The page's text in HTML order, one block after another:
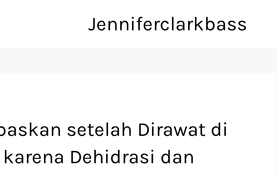
Jenniferclarkbass
setelah Dirawat di
Dehidrasi dan